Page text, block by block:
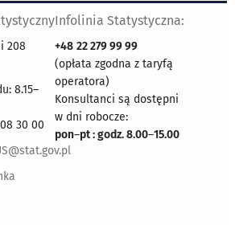
208
8.15–
30 00
Infolinia Statystyczna:
+48 22 279 99 99
(opłata zgodna z taryfą
operatora)
Konsultanci są dostępni
w dni robocze:
pon–pt : godz. 8.00–15.00